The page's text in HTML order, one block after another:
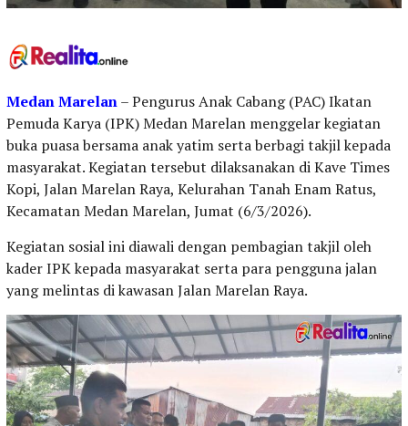
Medan Marelan– Pengurus Anak Cabang (PAC) Ikatan
Pemuda Karya (IPK) Medan Marelan menggelar kegiatan
buka puasa bersama anak yatim serta berbagi takjil kepada
masyarakat. Kegiatan tersebut dilaksanakan di Kave Times
Kopi, Jalan Marelan Raya, Kelurahan Tanah Enam Ratus,
Kecamatan Medan Marelan, Jumat (6/3/2026).
Kegiatan sosial ini diawali dengan pembagian takjil oleh
kader IPK kepada masyarakat serta para pengguna jalan
yang melintas di kawasan Jalan Marelan Raya.